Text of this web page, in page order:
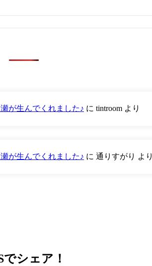
が生んでくれました♪ に tintroom より
が生んでくれました♪ に 通りすがり より
でシェア！